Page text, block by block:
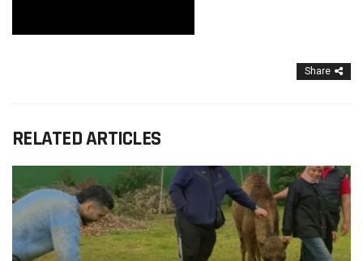
Share
RELATED ARTICLES